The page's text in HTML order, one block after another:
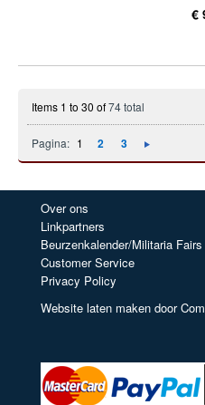
€
Items 1 to 30 of74 total
Pagina: 1 2 3
Over ons
Linkpartners
Beurzenkalender/Militaria Fairs
Customer Service
Privacy Policy
Website laten maken door